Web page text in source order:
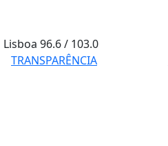
Lisboa96.6 / 103.0
TRANSPARÊNCIA